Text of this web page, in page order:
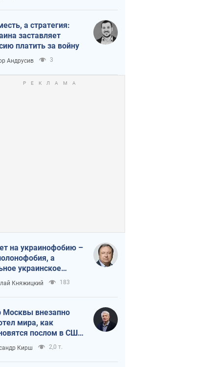
а стратегия:
заставляет
платить за войну
Андрусив 3
на украинофобию –
а
украинское
Княжицкий 183
Москвы внезапно
мира, как
послом в США
украинские топ-
Кирш 2,0 т.